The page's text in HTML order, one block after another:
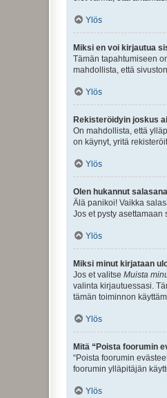
Ylös
Miksi en voi kirjautua
Tämän tapahtumiseen
mahdollista, että
Ylös
Rekisteröidyin joskus
On mahdollista, että
on käynyt, yritä
Ylös
Olen hukannut
Älä panikoi! Vaikka
Jos et pysty asettamaan
Ylös
Miksi minut kirjataan
Jos et valitse Muista
valinta kirjautuessasi.
tämän toiminnon
Ylös
Mitä “Poista foorumin
“Poista foorumin
foorumin ylläpitäjän
Ylös